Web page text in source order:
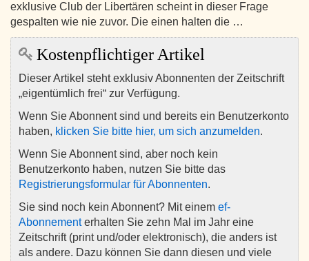
exklusive Club der Libertären scheint in dieser Frage
gespalten wie nie zuvor. Die einen halten die …
Kostenpflichtiger Artikel
Dieser Artikel steht exklusiv Abonnenten der Zeitschrift
„eigentümlich frei“ zur Verfügung.
Wenn Sie Abonnent sind und bereits ein Benutzerkonto
haben, klicken Sie bitte hier, um sich anzumelden.
Wenn Sie Abonnent sind, aber noch kein
Benutzerkonto haben, nutzen Sie bitte das
Registrierungsformular für Abonnenten.
Sie sind noch kein Abonnent? Mit einem ef-
Abonnementerhalten Sie zehn Mal im Jahr eine
Zeitschrift (print und/oder elektronisch), die anders ist
als andere. Dazu können Sie dann diesen und viele